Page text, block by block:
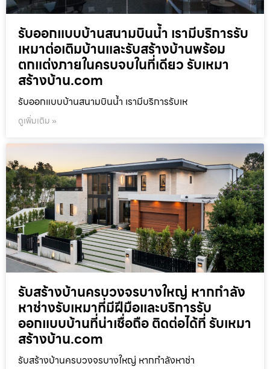
รับออกแบบบ้านสนามบินน้ำ เรามีบริการรับ
เหมาต่อเติมบ้านและรับสร้างบ้านพร้อม
ตกแต่งภายในครบจบในที่เดียว รับเหมา
สร้างบ้าน.com
รับออกแบบบ้านสนามบินน้ำ เรามีบริการรับเห
ดูเพิ่มเติม »
รับสร้างบ้านครบวงจรบางใหญ่ หากกำลัง
หาช่างรับเหมาที่มีฝีมือและบริการรับ
ออกแบบบ้านที่น่าเชื่อถือ ติดต่อได้ที่ รับเหมา
สร้างบ้าน.com
รับสร้างบ้านครบวงจรบางใหญ่ หากกำลังหาช่า